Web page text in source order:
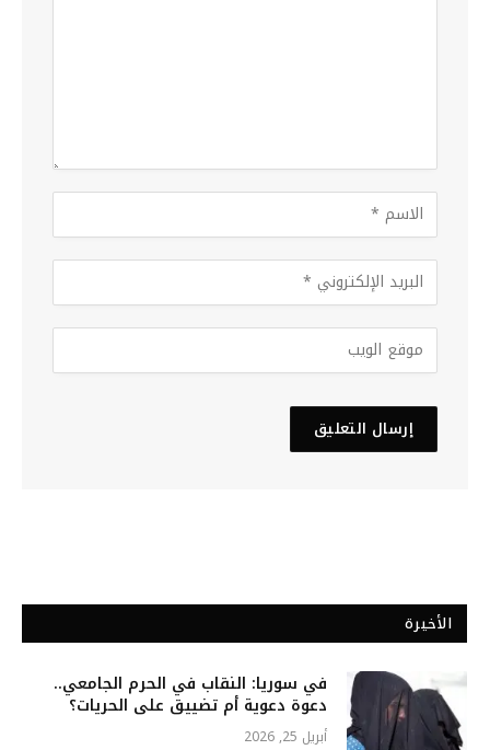
الأخيرة
في سوريا: النقاب في الحرم الجامعي..
دعوة دعوية أم تضييق على الحريات؟
أبريل 25, 2026